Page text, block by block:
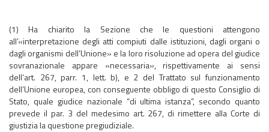
(1) Ha chiarito la Sezione che le questioni attengono
all’«interpretazione degli atti compiuti dalle istituzioni, dagli organi o
dagli organismi dell’Unione» e la loro risoluzione ad opera del giudice
sovranazionale appare «necessaria», rispettivamente ai sensi
dell’art. 267, parr. 1, lett. b), e 2 del Trattato sul funzionamento
dell’Unione europea, con conseguente obbligo di questo Consiglio di
Stato, quale giudice nazionale “di ultima istanza”, secondo quanto
prevede il par. 3 del medesimo art. 267, di rimettere alla Corte di
giustizia la questione pregiudiziale.